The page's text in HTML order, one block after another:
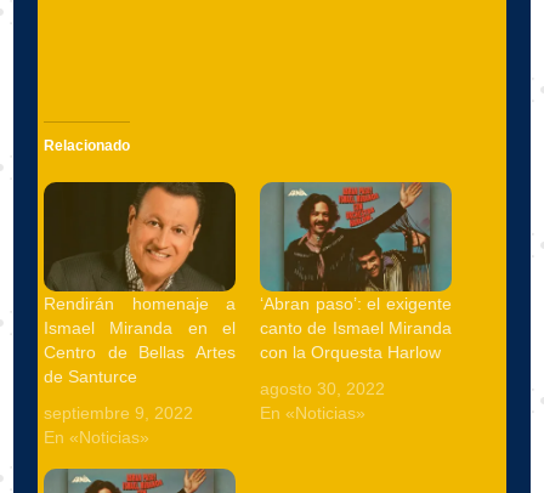
Relacionado
Rendirán homenaje a
Ismael Miranda en el
Centro de Bellas Artes
de Santurce
septiembre 9, 2022
En «Noticias»
‘Abran paso’: el exigente
canto de Ismael Miranda
con la Orquesta Harlow
agosto 30, 2022
En «Noticias»